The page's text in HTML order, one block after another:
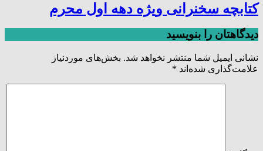
کتابچه سخنرانی ویژه دهه اول محرم
دیدگاهتان را بنویسید
نشانی ایمیل شما منتشر نخواهد شد. بخش‌های موردنیاز
علامت‌گذاری شده‌اند *